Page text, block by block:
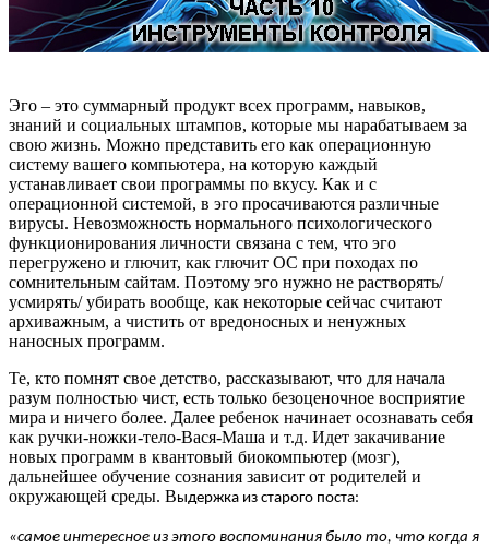
Эго – это суммарный продукт всех программ, навыков,
знаний и социальных штампов, которые мы нарабатываем за
свою жизнь. Можно представить его как операционную
систему вашего компьютера, на которую каждый
устанавливает свои программы по вкусу. Как и с
операционной системой, в эго просачиваются различные
вирусы. Невозможность нормального психологического
функционирования личности связана с тем, что эго
перегружено и глючит, как глючит ОС при походах по
сомнительным сайтам. Поэтому эго нужно не растворять/
усмирять/ убирать вообще, как некоторые сейчас считают
архиважным, а чистить от вредоносных и ненужных
наносных программ.
Те, кто помнят свое детство, рассказывают, что для начала
разум полностью чист, есть только безоценочное восприятие
мира и ничего более. Далее ребенок начинает осознавать себя
как ручки-ножки-тело-Вася-Маша и т.д. Идет закачивание
новых программ в квантовый биокомпьютер (мозг),
дальнейшее обучение сознания зависит от родителей и
окружающей среды. Выдержка из старого поста:
«самое интересное из этого воспоминания было то, что когда я